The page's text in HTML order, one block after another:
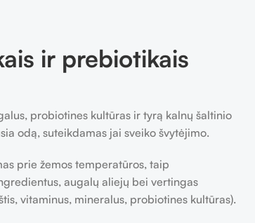
ir prebiotikais
probiotines kultūras ir tyrą kalnų šaltinio
odą, suteikdamas jai sveiko švytėjimo.
prie žemos temperatūros, taip
augalų aliejų bei vertingas
vitaminus, mineralus, probiotines kultūras).